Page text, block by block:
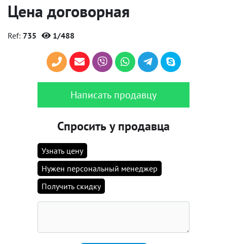
Цена договорная
Ref: 735 1/488
Написать продавцу
Спросить у продавца
Узнать цену
Нужен персональный менеджер
Получить скидку